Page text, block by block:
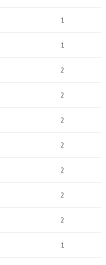
1
1
2
2
2
2
2
2
2
1